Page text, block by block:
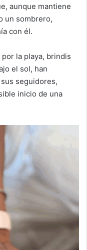
aunque mantiene
un sombrero,
con él.
la playa, brindis
el sol, han
seguidores,
inicio de una